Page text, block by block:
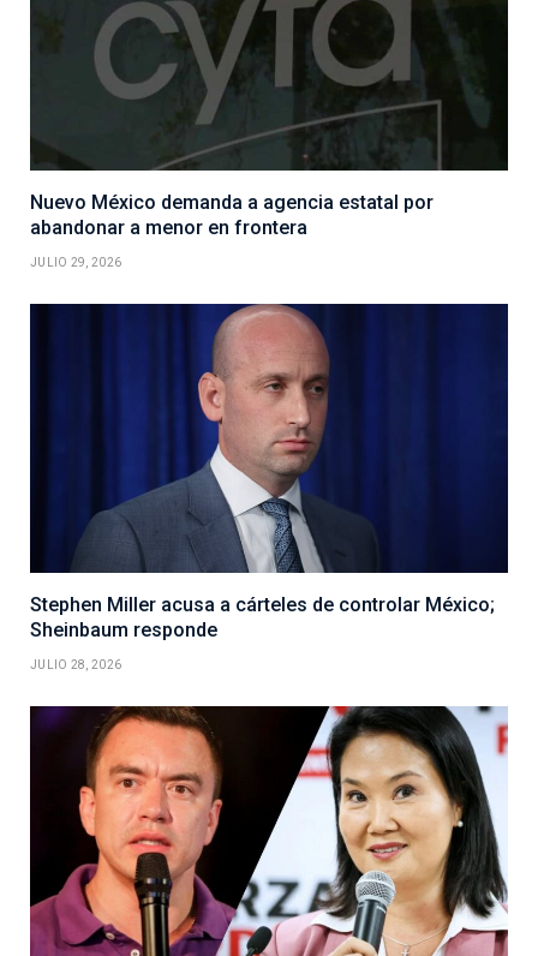
Nuevo México demanda a agencia estatal por
abandonar a menor en frontera
JULIO 29, 2026
Stephen Miller acusa a cárteles de controlar México;
Sheinbaum responde
JULIO 28, 2026